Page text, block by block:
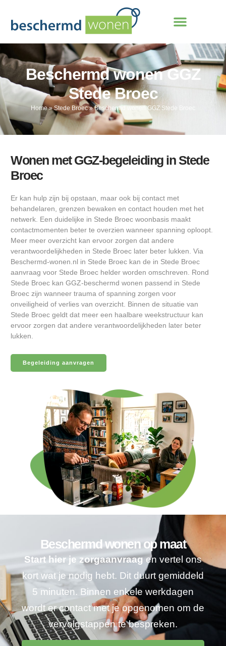
Beschermd wonen GGZ
Stede Broec
Home»Stede Broec»Beschermd wonen GGZ Stede Broec
Wonen met GGZ-begeleiding in Stede
Broec
Er kan hulp zijn bij opstaan, maar ook bij contact met
behandelaren, grenzen bewaken en contact houden met het
netwerk. Een duidelijke in Stede Broec woonbasis maakt
contactmomenten beter te overzien wanneer spanning oploopt.
Meer meer overzicht kan ervoor zorgen dat andere
verantwoordelijkheden in Stede Broec later beter lukken. Via
Beschermd-wonen.nl in Stede Broec kan de in Stede Broec
aanvraag voor Stede Broec helder worden omschreven. Rond
Stede Broec kan GGZ-beschermd wonen passend in Stede
Broec zijn wanneer trauma of spanning zorgen voor
onveiligheid of verlies van overzicht. Binnen de situatie van
Stede Broec geldt dat meer een haalbare weekstructuur kan
ervoor zorgen dat andere verantwoordelijkheden later beter
lukken.
Begeleiding aanvragen
Beschermd wonen op maat
Start hier je zorgaanvraagen vertel ons
kort wat je nodig hebt. Dit duurt gemiddeld
5 minuten. Binnen enkele werkdagen
wordt er contact met je opgenomen om de
vervolgstappen te bespreken.